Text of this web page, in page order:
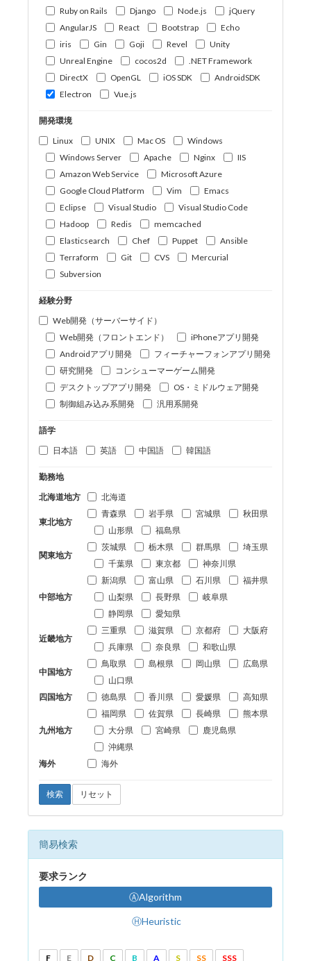
Ruby on Rails
Django Node.js
jQuery
AngularJS
React Bootstrap
Echo
iris
Gin Goji Revel
Unity
Unreal Engine
cocos2d
.NET Framework
DirectX
OpenGL iOS SDK
AndroidSDK
Electron
Vue.js
開発環境
Linux
UNIX Mac OS
Windows
Windows Server
Apache Nginx
IIS
Amazon Web Service
Microsoft Azure
Google Cloud Platform
Vim
Emacs
Eclipse
Visual Studio
Visual Studio Code
Hadoop
Redis
memcached
Elasticsearch
Chef Puppet
Ansible
Terraform
Git CVS
Mercurial
Subversion
経験分野
Web開発（サーバーサイド）
Web開発（フロントエンド）
iPhoneアプリ開発
Androidアプリ開発
フィーチャーフォンアプリ開発
研究開発
コンシューマーゲーム開発
デスクトップアプリ開発
OS・ミドルウェア開発
制御組み込み系開発
汎用系開発
語学
日本語
英語 中国語 韓国語
勤務地
北海道地方
北海道
東北地方
青森県 岩手県 宮城県
秋田県
山形県
福島県
関東地方
茨城県 栃木県 群馬県
埼玉県
千葉県
東京都 神奈川県
中部地方
新潟県 富山県 石川県
福井県
山梨県
長野県
岐阜県
静岡県
愛知県
近畿地方
三重県 滋賀県 京都府
大阪府
兵庫県
奈良県 和歌山県
中国地方
鳥取県 島根県 岡山県
広島県
山口県
四国地方
徳島県 香川県 愛媛県 高知県
九州地方
福岡県 佐賀県 長崎県
熊本県
大分県
宮崎県
鹿児島県
沖縄県
海外
海外
検索 リセット
簡易検索
要求ランク
ⒶAlgorithm
ⒽHeuristic
F E D C B A S SS SSS